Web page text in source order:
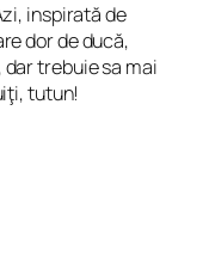
inspirată de
dor de ducă,
trebuie sa mai
tutun!